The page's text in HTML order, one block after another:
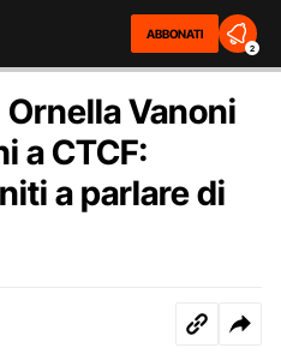
ABBONATI
2
Vanoni
a CTCF:
a parlare di